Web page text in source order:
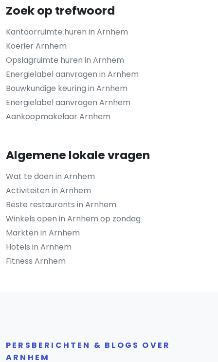
Zoek op trefwoord
Kantoorruimte huren in Arnhem
Koerier Arnhem
Opslagruimte huren in Arnhem
Energielabel aanvragen in Arnhem
Bouwkundige keuring in Arnhem
Energielabel aanvragen Arnhem
Aankoopmakelaar Arnhem
Algemene lokale vragen
Wat te doen in Arnhem
Activiteiten in Arnhem
Beste restaurants in Arnhem
Winkels open in Arnhem op zondag
Markten in Arnhem
Hotels in Arnhem
Fitness Arnhem
PERSBERICHTEN & BLOGS OVER
ARNHEM